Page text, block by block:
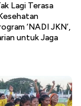
Lagi Terasa
‘NADI JKN’,
untuk Jaga